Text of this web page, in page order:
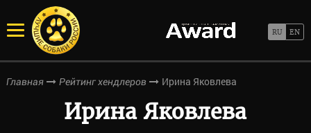
Главная Рейтинг хендлеров Ирина Яковлева
Ирина Яковлева